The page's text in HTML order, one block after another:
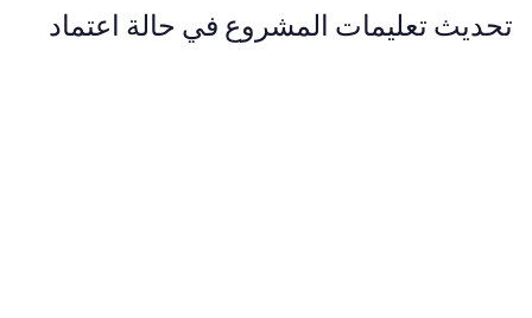
تحديث تعليمات المشروع في حالة اعتماد